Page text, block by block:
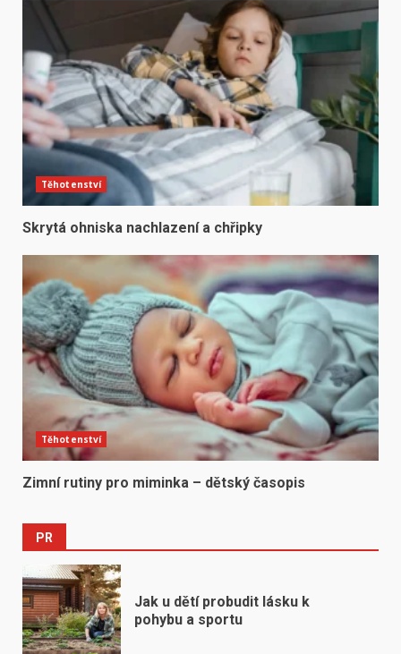
Těhotenství
Skrytá ohniska nachlazení a chřipky
Těhotenství
Zimní rutiny pro miminka – dětský časopis
PR
Jak u dětí probudit lásku k
pohybu a sportu